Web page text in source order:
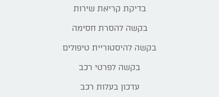
בדיקת קריאת שירות
בקשה להסרת חסימה
בקשה להיסטוריית טיפולים
בקשה לפרטי רכב
עדכון בעלות רכב